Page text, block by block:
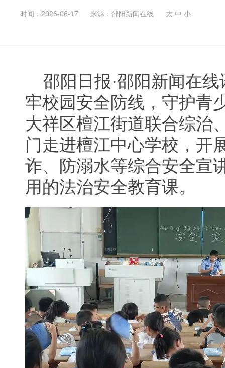
时间：2026-06-17 来源：邵阳新闻在线 大 中 小
邵阳日报·邵阳新闻在
牢校园安全防线，守护青
大祥区檀江街道联合综治
门走进檀江中心学校，开
诈、防溺水等综合安全宣
用的法治安全教育课。